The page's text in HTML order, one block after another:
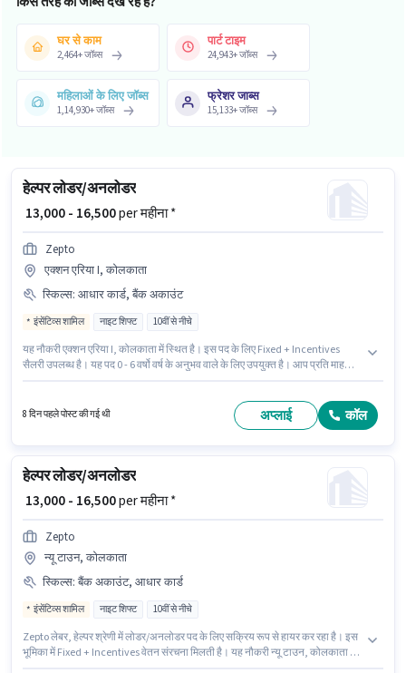
घर से काम
2,464+जॉब्स
पार्ट टाइम
24,943+जॉब्स
महिलाओं के लिए जॉब्स
1,14,930+जॉब्स
फ्रेशर जाब्स
15,133+जॉब्स
हेल्पर लोडर/अनलोडर
₹ 13,000 - 16,500per महीना *
Zepto
एक्शन एरिया I, कोलकाता
स्किल्स: आधार कार्ड, बैंक अकाउंट
इंसेंटिव्स शामिल नाइट शिफ्ट 10वीं से नीचे
यह नौकरी एक्शन एरिया I, कोलकाता में स्थित है। इस पद के लिए Fixed + Incentives
सैलरी उपलब्ध है। यह पद 0 - 6 वर्षो वर्ष के अनुभव वाले के लिए उपयुक्त है। आप प्रति माह
दस्तावेज़ जैसे आधार कार्ड, बैंक अकाउंट का होना अनिवार्य है।
8 दिन पहले पोस्ट की गई थी अप्लाई कॉल
हेल्पर लोडर/अनलोडर
₹ 13,000 - 16,500per महीना *
Zepto
न्यू टाउन, कोलकाता
स्किल्स: बैंक अकाउंट, आधार कार्ड
इंसेंटिव्स शामिल नाइट शिफ्ट 10वीं से नीचे
Zepto लेबर, हेल्पर श्रेणी में लोडर/अनलोडर पद के लिए सक्रिय रूप से हायर कर रहा है। इस
भूमिका में Fixed + Incentives वेतन संरचना मिलती है। यह नौकरी न्यू टाउन, कोलकाता में